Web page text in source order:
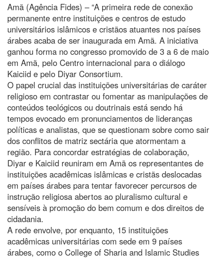
Amã (Agência Fides) – “A primeira rede de conexão
permanente entre instituições e centros de estudo
universitários islâmicos e cristãos atuantes nos países
árabes acaba de ser inaugurada em Amã. A iniciativa
ganhou forma no congresso promovido de 3 a 6 de maio
em Amã, pelo Centro internacional para o diálogo
Kaiciid e pelo Diyar Consortium.
O papel crucial das instituições universitárias de caráter
religioso em contrastar ou fomentar as manipulações de
conteúdos teológicos ou doutrinais está sendo há
tempos evocado em pronunciamentos de lideranças
políticas e analistas, que se questionam sobre como sair
dos conflitos de matriz sectária que atormentam a
região. Para concordar estratégias de colaboração,
Diyar e Kaiciid reuniram em Amã os representantes de
instituições acadêmicas islâmicas e cristãs deslocadas
em países árabes para tentar favorecer percursos de
instrução religiosa abertos ao pluralismo cultural e
sensíveis à promoção do bem comum e dos direitos de
cidadania.
A rede envolve, por enquanto, 15 instituições
acadêmicas universitárias com sede em 9 países
árabes, como o College of Sharia and Islamic Studies